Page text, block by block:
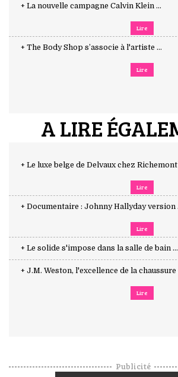
+ La nouvelle campagne Calvin Klein ...
Lire
+ The Body Shop s’associe à l'artiste ...
Lire
A LIRE
+ Le luxe belge de Delvaux chez Richemont
Lire
+ Documentaire : Johnny Hallyday version
Lire
+ Le solide s'impose dans la salle de bain ...
+ J.M. Weston, l'excellence de la chaussure
Lire
Publicité